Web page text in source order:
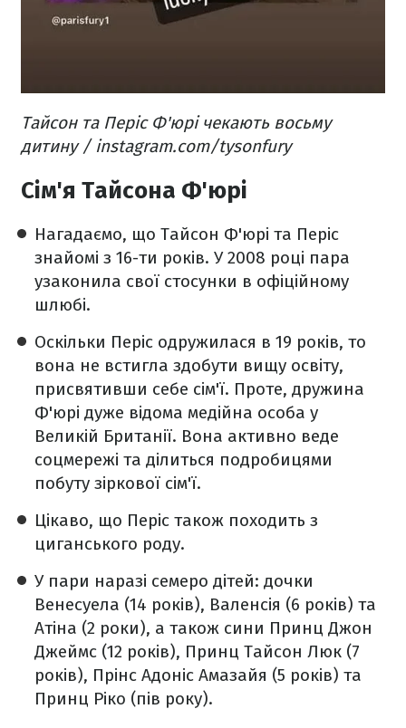
Тайсон та Періс Ф'юрі чекають восьму
дитину / instagram.com/tysonfury
Сім'я Тайсона Ф'юрі
Нагадаємо, що Тайсон Ф'юрі та Періс
знайомі з 16-ти років. У 2008 році пара
узаконила свої стосунки в офіційному
шлюбі.
Оскільки Періс одружилася в 19 років, то
вона не встигла здобути вищу освіту,
присвятивши себе сім'ї. Проте, дружина
Ф'юрі дуже відома медійна особа у
Великій Британії. Вона активно веде
соцмережі та ділиться подробицями
побуту зіркової сім'ї.
Цікаво, що Періс також походить з
циганського роду.
У пари наразі семеро дітей: дочки
Венесуела (14 років), Валенсія (6 років) та
Атіна (2 роки), а також сини Принц Джон
Джеймс (12 років), Принц Тайсон Люк (7
років), Прінс Адоніс Амазайя (5 років) та
Принц Ріко (пів року).